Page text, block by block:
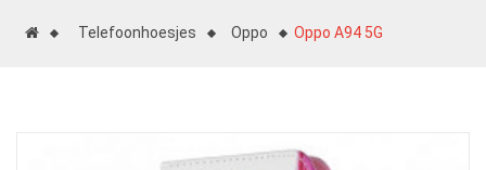
Telefoonhoesjes Oppo Oppo A94 5G